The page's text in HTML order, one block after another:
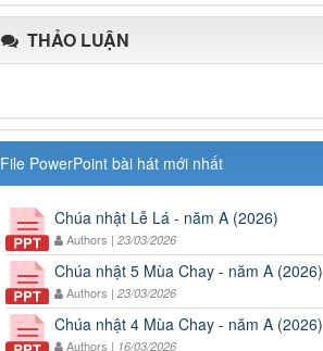
THẢO LUẬN
File PowerPoint bài hát mới nhất
Chúa nhật Lễ Lá - năm A (2026)
Authors | 23/03/2026
Chúa nhật 5 Mùa Chay - năm A (2026)
Authors | 23/03/2026
Chúa nhật 4 Mùa Chay - năm A (2026)
Authors | 16/03/2026